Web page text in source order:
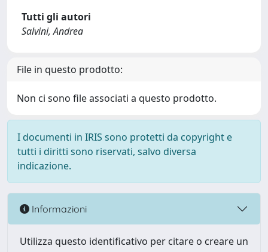
Tutti gli autori
Salvini, Andrea
File in questo prodotto:
Non ci sono file associati a questo prodotto.
I documenti in IRIS sono protetti da copyright e
tutti i diritti sono riservati, salvo diversa
indicazione.
Informazioni
Utilizza questo identificativo per citare o creare un